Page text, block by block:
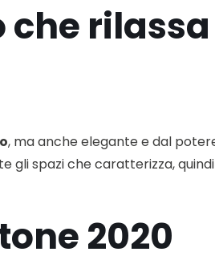
, ma anche elegante e dal
gli spazi che caratterizza,
2020